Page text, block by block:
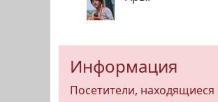
Информация
Посетители, находящиеся